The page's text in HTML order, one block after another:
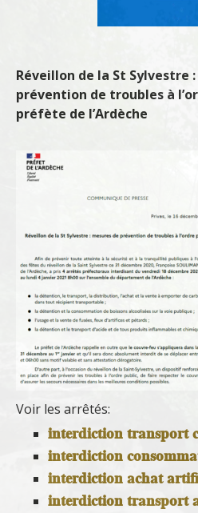
Réveillon de la St Sylvestre
prévention de troubles à
préfète de l’Ardèche
Voir les arrêtés:
interdiction transport
interdiction
interdiction achat
interdiction transport